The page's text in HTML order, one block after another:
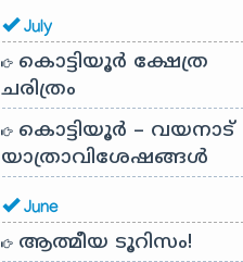
July
കൊട്ടിയൂർ ക്ഷേത്ര
ചരിത്രം
കൊട്ടിയൂർ – വയനാട്
യാത്രാവിശേഷങ്ങൾ
June
ആത്മീയ ടൂറിസം!